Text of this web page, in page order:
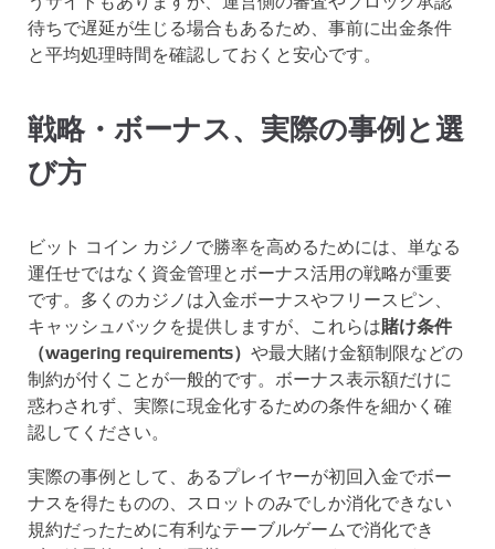
待ちで遅延が生じる場合もあるため、事前に出金条件
と平均処理時間を確認しておくと安心です。
戦略・ボーナス、実際の事例と選
び方
ビット コイン カジノで勝率を高めるためには、単なる
運任せではなく資金管理とボーナス活用の戦略が重要
です。多くのカジノは入金ボーナスやフリースピン、
キャッシュバックを提供しますが、これらは賭け条件
（wagering requirements） や最大賭け金額制限などの
制約が付くことが一般的です。ボーナス表示額だけに
惑わされず、実際に現金化するための条件を細かく確
認してください。
実際の事例として、あるプレイヤーが初回入金でボー
ナスを得たものの、スロットのみでしか消化できない
規約だったために有利なテーブルゲームで消化でき